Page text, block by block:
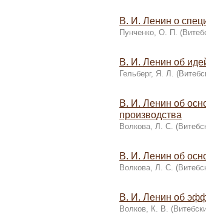
В. И. Ленин о
Пунченко, О. П. (
В. И. Ленин об
Гельберг, Я. Л. (
В. И. Ленин об
производства
Волкова, Л. С. (
В. И. Ленин об
Волкова, Л. С. (
В. И. Ленин об
Волков, К. В. (